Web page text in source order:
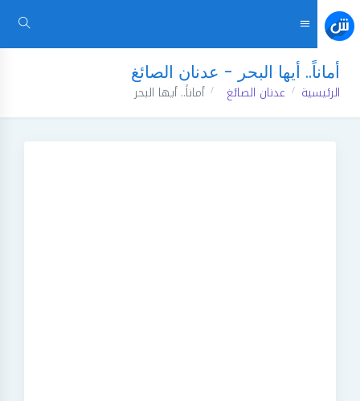
أماناً.. أيها البحر - عدنان الصائغ
الرئيسية عدنان الصائغ أماناً.. أيها البحر